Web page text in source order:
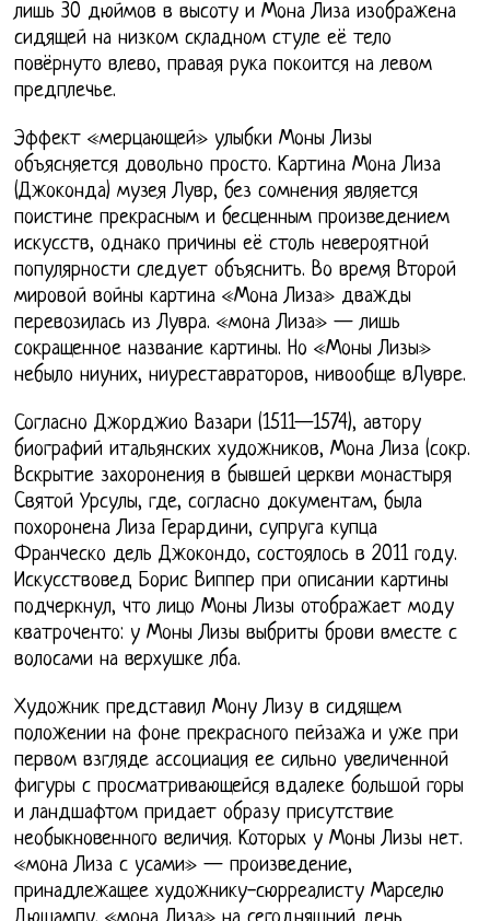
лишь 30 дюймов в высоту и Мона Лиза изображена
сидящей на низком складном стуле её тело
повёрнуто влево, правая рука покоится на левом
предплечье.
Эффект «мерцающей» улыбки Моны Лизы
объясняется довольно просто. Картина Мона Лиза
(Джоконда) музея Лувр, без сомнения является
поистине прекрасным и бесценным произведением
искусств, однако причины её столь невероятной
популярности следует объяснить. Во время Второй
мировой войны картина «Мона Лиза» дважды
перевозилась из Лувра. «мона Лиза» — лишь
сокращенное название картины. Но «Моны Лизы»
небыло ниуних, ниуреставраторов, нивообще вЛувре.
Согласно Джорджио Вазари (1511—1574), автору
биографий итальянских художников, Мона Лиза (сокр.
Вскрытие захоронения в бывшей церкви монастыря
Cвятой Урсулы, где, согласно документам, была
похоронена Лиза Герардини, супруга купца
Франческо дель Джокондо, состоялось в 2011 году.
Искусствовед Борис Виппер при описании картины
подчеркнул, что лицо Моны Лизы отображает моду
кватроченто: у Моны Лизы выбриты брови вместе с
волосами на верхушке лба.
Художник представил Мону Лизу в сидящем
положении на фоне прекрасного пейзажа и уже при
первом взгляде ассоциация ее сильно увеличенной
фигуры с просматривающейся вдалеке большой горы
и ландшафтом придает образу присутствие
необыкновенного величия. Которых у Моны Лизы нет.
«мона Лиза с усами» — произведение,
принадлежащее художнику-сюрреалисту Марселю